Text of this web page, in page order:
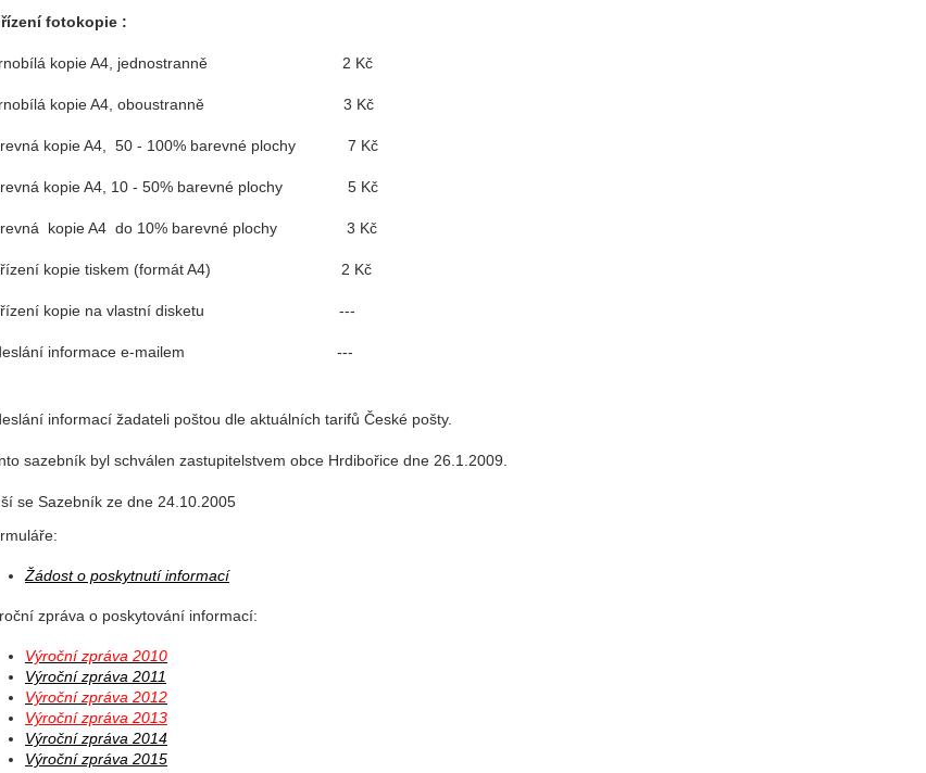
fotokopie :
kopie A4, jednostranně 2 Kč
kopie A4, oboustranně 3 Kč
kopie A4, 50 - 100% barevné plochy 7 Kč
kopie A4, 10 - 50% barevné plochy 5 Kč
kopie A4 do 10% barevné plochy 3 Kč
kopie tiskem (formát A4) 2 Kč
kopie na vlastní disketu ---
informace e-mailem ---
informací žadateli poštou dle aktuálních tarifů České pošty.
sazebník byl schválen zastupitelstvem obce Hrdibořice dne 26.1.2009.
se Sazebník ze dne 24.10.2005
Žádost o poskytnutí informací
zpráva o poskytování informací:
Výroční zpráva 2010
Výroční zpráva 2011
Výroční zpráva 2012
Výroční zpráva 2013
Výroční zpráva 2014
Výroční zpráva 2015